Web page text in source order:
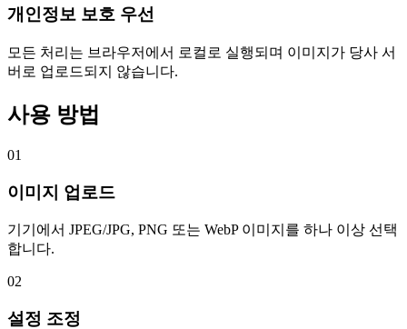
개인정보 보호 우선
모든 처리는 브라우저에서 로컬로 실행되며 이미지가 당사 서
버로 업로드되지 않습니다.
사용 방법
01
이미지 업로드
기기에서 JPEG/JPG, PNG 또는 WebP 이미지를 하나 이상 선택
합니다.
02
설정 조정